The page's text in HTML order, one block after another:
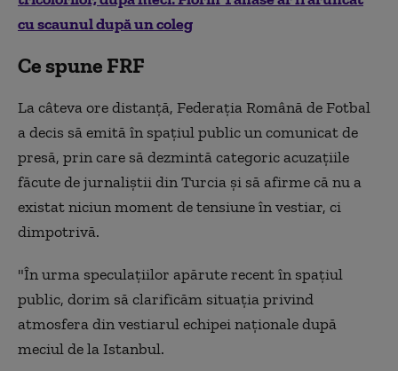
cu scaunul după un coleg
Ce spune FRF
La câteva ore distanță, Federația Română de Fotbal
a decis să emită în spațiul public un comunicat de
presă, prin care să dezmintă categoric acuzațiile
făcute de jurnaliștii din Turcia și să afirme că nu a
existat niciun moment de tensiune în vestiar, ci
dimpotrivă.
"În urma speculațiilor apărute recent în spațiul
public, dorim să clarificăm situația privind
atmosfera din vestiarul echipei naționale după
meciul de la Istanbul.